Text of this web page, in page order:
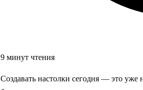
9 минут чтения
Создавать настолки сегодня — это